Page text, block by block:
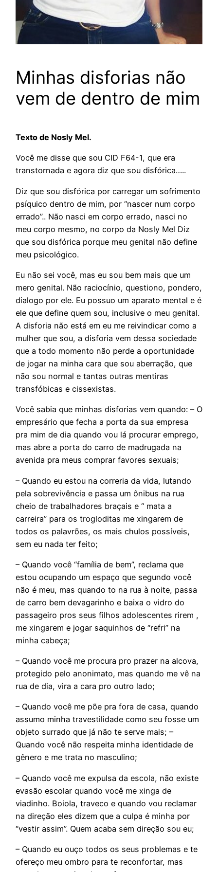
Minhas disforias não
vem de dentro de mim
Texto de Nosly Mel.
Você me disse que sou CID F64-1, que era
transtornada e agora diz que sou disfórica…..
Diz que sou disfórica por carregar um sofrimento
psíquico dentro de mim, por “nascer num corpo
errado”.. Não nasci em corpo errado, nasci no
meu corpo mesmo, no corpo da Nosly Mel Diz
que sou disfórica porque meu genital não define
meu psicológico.
Eu não sei você, mas eu sou bem mais que um
mero genital. Não raciocínio, questiono, pondero,
dialogo por ele. Eu possuo um aparato mental e é
ele que define quem sou, inclusive o meu genital.
A disforia não está em eu me reivindicar como a
mulher que sou, a disforia vem dessa sociedade
que a todo momento não perde a oportunidade
de jogar na minha cara que sou aberração, que
não sou normal e tantas outras mentiras
transfóbicas e cissexistas.
Você sabia que minhas disforias vem quando: – O
empresário que fecha a porta da sua empresa
pra mim de dia quando vou lá procurar emprego,
mas abre a porta do carro de madrugada na
avenida pra meus comprar favores sexuais;
– Quando eu estou na correria da vida, lutando
pela sobrevivência e passa um ônibus na rua
cheio de trabalhadores braçais e “ mata a
carreira” para os trogloditas me xingarem de
todos os palavrões, os mais chulos possíveis,
sem eu nada ter feito;
– Quando você “família de bem”, reclama que
estou ocupando um espaço que segundo você
não é meu, mas quando to na rua à noite, passa
de carro bem devagarinho e baixa o vidro do
passageiro pros seus filhos adolescentes rirem ,
me xingarem e jogar saquinhos de “refri” na
minha cabeça;
– Quando você me procura pro prazer na alcova,
protegido pelo anonimato, mas quando me vê na
rua de dia, vira a cara pro outro lado;
– Quando você me põe pra fora de casa, quando
assumo minha travestilidade como seu fosse um
objeto surrado que já não te serve mais; –
Quando você não respeita minha identidade de
gênero e me trata no masculino;
– Quando você me expulsa da escola, não existe
evasão escolar quando você me xinga de
viadinho. Boiola, traveco e quando vou reclamar
na direção eles dizem que a culpa é minha por
“vestir assim”. Quem acaba sem direção sou eu;
– Quando eu ouço todos os seus problemas e te
ofereço meu ombro para te reconfortar, mas